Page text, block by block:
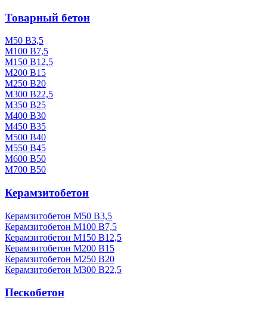
Товарный бетон
М50 В3,5
М100 В7,5
М150 В12,5
М200 В15
М250 В20
М300 В22,5
М350 В25
М400 В30
М450 В35
М500 В40
М550 В45
М600 В50
М700 В50
Керамзитобетон
Керамзитобетон М50 В3,5
Керамзитобетон М100 В7,5
Керамзитобетон М150 В12,5
Керамзитобетон М200 В15
Керамзитобетон М250 В20
Керамзитобетон М300 В22,5
Пескобетон